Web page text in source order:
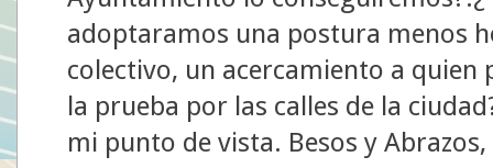
adoptaramos una postura menos
colectivo, un acercamiento a quien
la prueba por las calles de la
mi punto de vista. Besos y